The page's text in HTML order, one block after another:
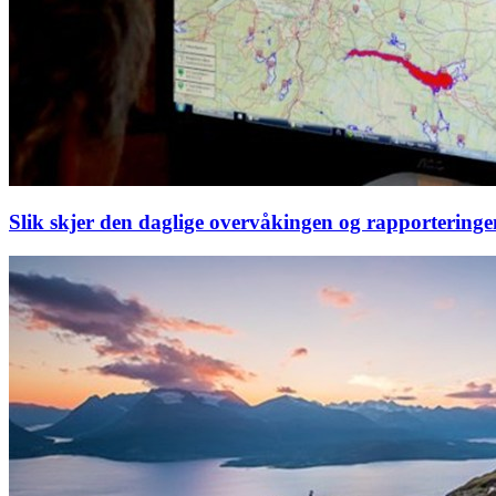
Slik skjer den daglige overvåkingen og